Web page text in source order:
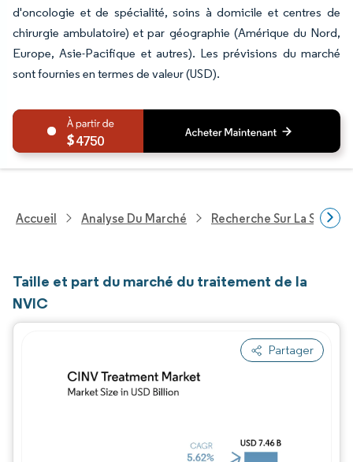
d'oncologie et de spécialité, soins à domicile et centres de
chirurgie ambulatoire) et par géographie (Amérique du Nord,
Europe, Asie-Pacifique et autres). Les prévisions du marché
sont fournies en termes de valeur (USD).
4750
Accueil Analyse Du Marché Recherche Sur La Santé
Taille et part du marché du traitement de la
NVIC
Partager